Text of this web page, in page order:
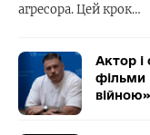
агресора. Цей крок…
Актор
фільми
війною»